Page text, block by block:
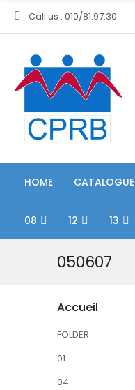
Call us : 010/81.97.30
HOME CATALOGUE
08 12 13
050607
Accueil
FOLDER
01
04